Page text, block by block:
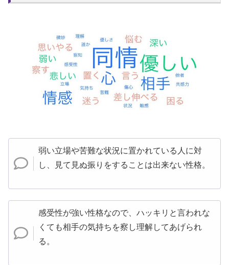
弱い立場や苦難な状況に置かれている人に対
し、見て見ぬ振りをすることは出来ない性格。
感受性が強い性格なので、ハッキリと言われな
くても相手の気持ちを察し理解してあげられ
る。